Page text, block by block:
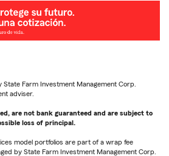
Farm Investment Management Corp.
adviser.
are not bank guaranteed and are subject to
loss of principal.
model portfolios are part of a wrap fee
by State Farm Investment Management Corp.